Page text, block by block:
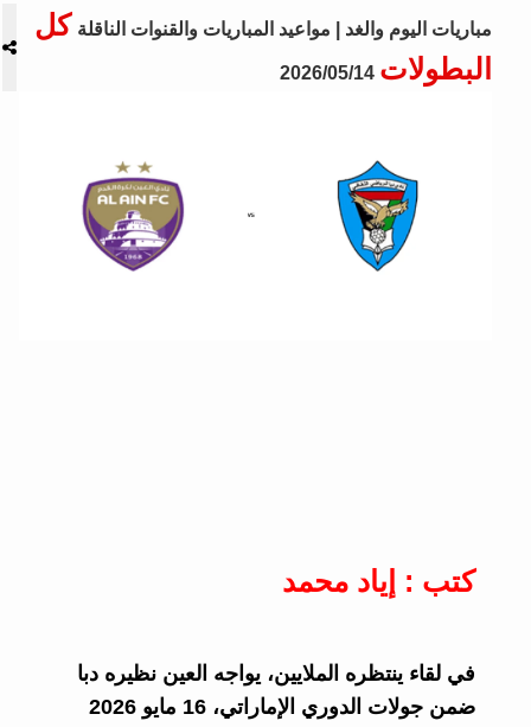
مباريات اليوم والغد | مواعيد المباريات والقنوات الناقلة كل
البطولات 2026/05/14
كتب : إياد محمد
في لقاء ينتظره الملايين، يواجه العين نظيره دبا
ضمن جولات الدوري الإماراتي، 16 مايو 2026